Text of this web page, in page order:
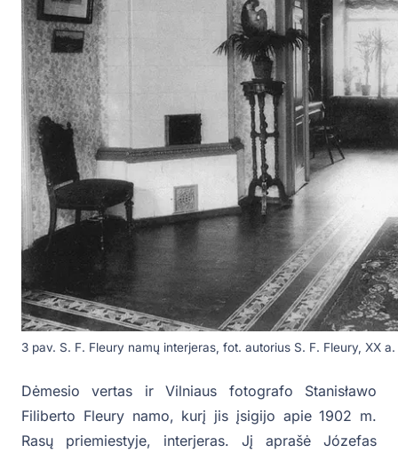
3 pav. S. F. Fleury namų interjeras, fot. autorius S. F. Fleury, XX a.
Dėmesio vertas ir Vilniaus fotografo Stanisławo
Filiberto Fleury namo, kurį jis įsigijo apie 1902 m.
Rasų priemiestyje, interjeras. Jį aprašė Józefas